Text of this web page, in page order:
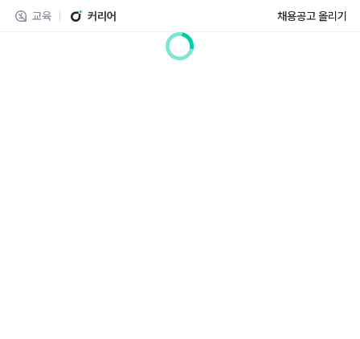
교육 커리어 채용공고 올리기